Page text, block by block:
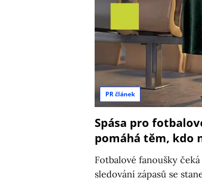
PR článek
Spása pro
pomáhá těm, kdo
Fotbalové fanoušky
sledování zápasů se